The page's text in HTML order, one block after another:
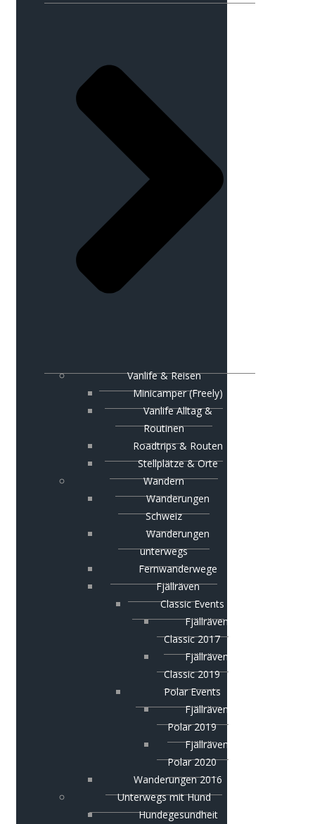
Vanlife & Reisen
Minicamper (Freely)
Vanlife Alltag &
Routinen
Roadtrips & Routen
Stellplätze & Orte
Wandern
Wanderungen
Schweiz
Wanderungen
unterwegs
Fernwanderwege
Fjällräven
Classic Events
Fjällräven
Classic 2017
Fjällräven
Classic 2019
Polar Events
Fjällräven
Polar 2019
Fjällräven
Polar 2020
Wanderungen 2016
Unterwegs mit Hund
Hundegesundheit